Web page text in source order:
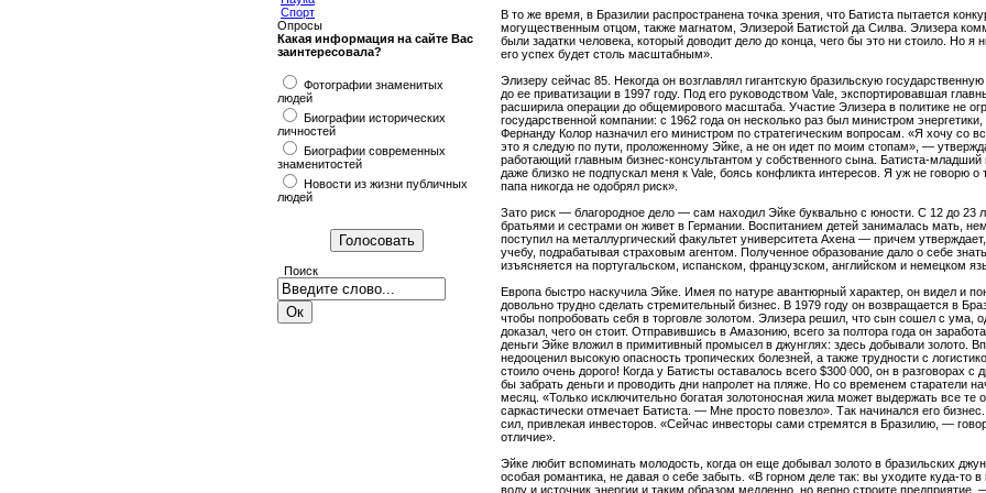
Спорт
Опросы
Какая информация на сайте Вас
заинтересовала?
Фотографии знаменитых
людей
Биографии исторических
личностей
Биографии современных
знаменитостей
Новости из жизни публичных
людей
Поиск
В то же время, в Бразилии распространена точка зрения, что Батиста пытается
могущественным отцом, также магнатом, Элизерой Батистой да Силва. Элизера
были задатки человека, который доводит дело до конца, чего бы это ни стоило. Но я
его успех будет столь масштабным».
Элизеру сейчас 85. Некогда он возглавлял гигантскую бразильскую
до ее приватизации в 1997 году. Под его руководством Vale, экспортировавшая
расширила операции до общемирового масштаба. Участие Элизера в политике не
государственной компании: с 1962 года он несколько раз был министром
Фернанду Колор назначил его министром по стратегическим вопросам. «Я хочу со
это я следую по пути, проложенному Эйке, а не он идет по моим стопам», —
работающий главным бизнес-консультантом у собственного сына. Батиста-младший
даже близко не подпускал меня к Vale, боясь конфликта интересов. Я уж не
папа никогда не одобрял риск».
Зато риск — благородное дело — сам находил Эйке буквально с юности. С 12 до 23
братьями и сестрами он живет в Германии. Воспитанием детей занималась мать,
поступил на металлургический факультет университета Ахена — причем
учебу, подрабатывая страховым агентом. Полученное образование дало о себе
изъясняется на португальском, испанском, французском, английском и немецком
Европа быстро наскучила Эйке. Имея по натуре авантюрный характер, он видел и
довольно трудно сделать стремительный бизнес. В 1979 году он возвращается в
чтобы попробовать себя в торговле золотом. Элизера решил, что сын сошел с ума,
доказал, чего он стоит. Отправившись в Амазонию, всего за полтора года он
деньги Эйке вложил в примитивный промысел в джунглях: здесь добывали золото.
недооценил высокую опасность тропических болезней, а также трудности с
стоило очень дорого! Когда у Батисты оставалось всего $300 000, он в разговорах
бы забрать деньги и проводить дни напролет на пляже. Но со временем старатели
месяц. «Только исключительно богатая золотоносная жила может выдержать все
саркастически отмечает Батиста. — Мне просто повезло». Так начинался его
сил, привлекая инвесторов. «Сейчас инвесторы сами стремятся в Бразилию, —
отличие».
Эйке любит вспоминать молодость, когда он еще добывал золото в бразильских
особая романтика, не давая о себе забыть. «В горном деле так: вы уходите куда-то
воду и источник энергии и таким образом медленно, но верно строите